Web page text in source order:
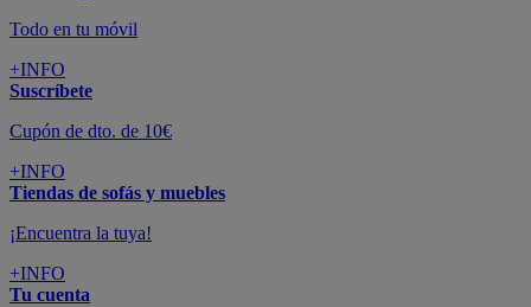
Todo en tu móvil
+INFO
Suscríbete
Cupón de dto. de 10€
+INFO
Tiendas de sofás y muebles
¡Encuentra la tuya!
+INFO
Tu cuenta